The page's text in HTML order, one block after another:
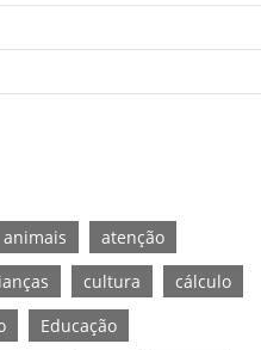
animais
atenção
cultura
cálculo
Educação